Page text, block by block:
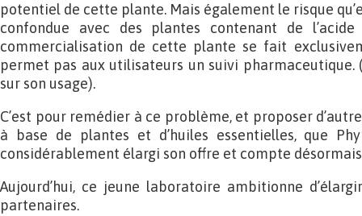
potentiel de cette plante. Mais également le risque
confondue avec des plantes contenant de
commercialisation de cette plante se fait
permet pas aux utilisateurs un suivi pharmaceutique.
sur son usage).
C’est pour remédier à ce problème, et proposer
à base de plantes et d’huiles essentielles, que
considérablement élargi son offre et compte
Aujourd’hui, ce jeune laboratoire ambitionne
partenaires.